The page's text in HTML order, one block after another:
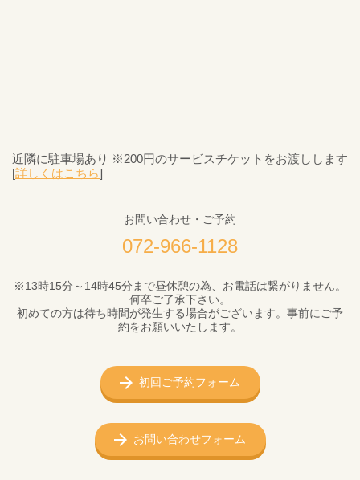
近隣に駐車場あり ※200円のサービスチケットをお渡しします
[詳しくはこちら]
お問い合わせ・ご予約
072-966-1128
※13時15分～14時45分まで昼休憩の為、お電話は繋がりません。
何卒ご了承下さい。
初めての方は待ち時間が発生する場合がございます。事前にご予
約をお願いいたします。
初回ご予約フォーム
お問い合わせフォーム